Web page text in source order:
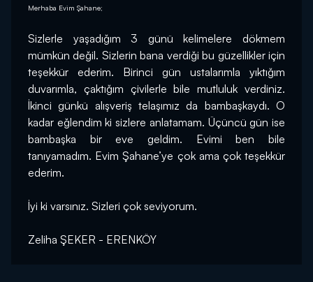
Merhaba Evim Şahane;
Sizlerle yaşadığım 3 günü kelimelere dökmem
mümkün değil. Sizlerin bana verdiği bu güzellikler için
teşekkür ederim. Birinci gün ustalarımla yıktığım
duvarımla, çaktığım çivilerle bile mutluluk verdiniz.
İkinci günkü alışveriş telaşımız da bambaşkaydı. O
kadar eğlendim ki sizlere anlatamam. Üçüncü gün ise
bambaşka bir eve geldim. Evimi ben bile
tanıyamadım. Evim Şahane’ye çok ama çok teşekkür
ederim.
İyi ki varsınız. Sizleri çok seviyorum.
Zeliha ŞEKER - ERENKÖY